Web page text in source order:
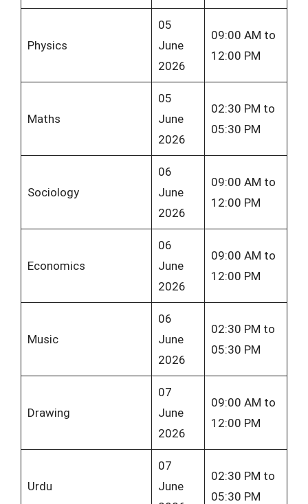
Physics
05
June
2026
09:00 AM to
12:00 PM
Maths
05
June
2026
02:30 PM to
05:30 PM
Sociology
06
June
2026
09:00 AM to
12:00 PM
Economics
06
June
2026
09:00 AM to
12:00 PM
Music
06
June
2026
02:30 PM to
05:30 PM
Drawing
07
June
2026
09:00 AM to
12:00 PM
Urdu
07
June
02:30 PM to
05:30 PM